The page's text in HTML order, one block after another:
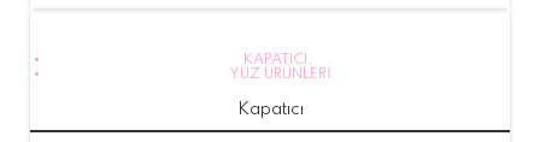
KAPATICI ,
YÜZ ÜRÜNLERI
Kapatıcı